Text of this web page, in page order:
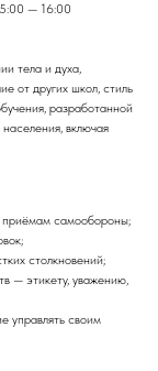
— 16:00
тела и духа,
от других школ, стиль
разработанной
включая
приёмам самообороны;
столкновений;
— этикету, уважению,
управлять своим